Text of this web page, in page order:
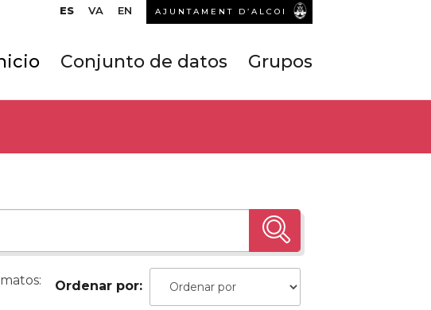
ES VA EN AJUNTAMENT D’ALCOI
Conjunto de datos Grupos
Ordenar por